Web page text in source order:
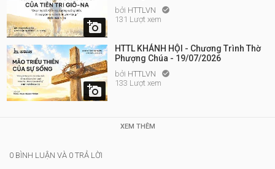

bởi HTTLVN 
131 Lượt xem

HTTL KHÁNH HỘI - Chương Trình Thờ
Phượng Chúa - 19/07/2026
bởi HTTLVN 
133 Lượt xem
XEM THÊM
0 BÌNH LUẬN VÀ 0 TRẢ LỜI